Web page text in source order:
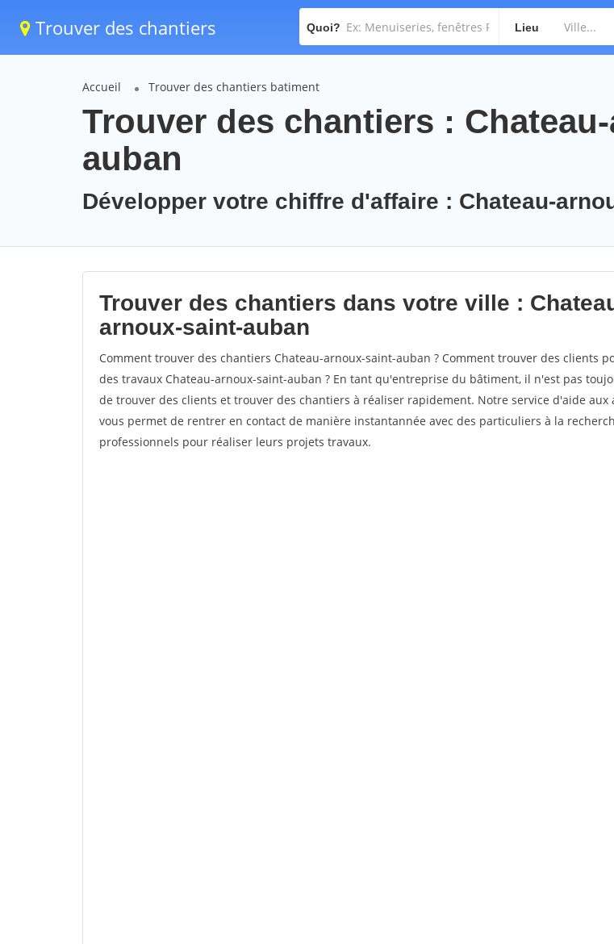
Trouver des chantiers Quoi? Lieu
Accueil Trouver des chantiers batiment
Trouver des chantiers :
auban
Développer votre chiffre d'affaire : Chateau-
Trouver des chantiers dans votre ville :
arnoux-saint-auban
Comment trouver des chantiers Chateau-arnoux-saint-auban ? Comment trouver des clients
des travaux Chateau-arnoux-saint-auban ? En tant qu'entreprise du bâtiment, il n'est pas
de trouver des clients et trouver des chantiers à réaliser rapidement. Notre service d'aide aux
vous permet de rentrer en contact de manière instantannée avec des particuliers à la
professionnels pour réaliser leurs projets travaux.